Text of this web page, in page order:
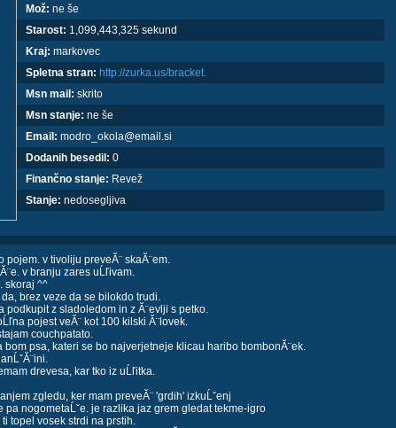
Mož: ne še
Starost: 1,099,443,325 sekund
Kraj: markovec
Spletna stran: http://zurka.us/bracket.
Msn mail: skrito
Msn stanje: ne še
Email: modro_okola@email.si
Dodanih besedil: 0
Finančno stanje: Revež
Stanje: nedosegljiva
v tivoliju preveĂ¨ skaĂ¨em.
v branju zares uĹľivam.
skoraj ^^
brez veze da se bilokdo trudi.
podkupit z sladoledom in z Ă¨evlji s petko.
pojest veĂ¨ kot 100 kilski Ă¨lovek.
couchpatato.
psa, kateri se bo najverjetneje klicau haribo bombonĂ¨ek.
drevesa, kar tko iz uĹľitka.
zgledu, ker mam preveĂ¨ 'grdih' izkuĹˇenj
nogometaĹˇe. je razlika jaz grem gledat tekme-igro
topel vosek strdi na prstih.